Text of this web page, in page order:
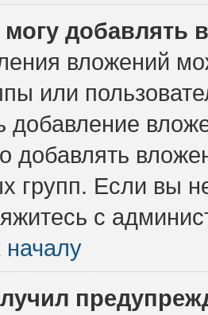
добавлять
вложений
или
добавление
добавлять
групп. Если вы
с
началу